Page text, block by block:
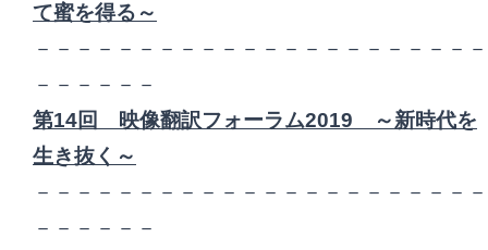
て蜜を得る～
－－－－－－－－－－－－－－－－－－－－－－
－－－－－－
第14回 映像翻訳フォーラム2019 ～新時代を
生き抜く～
－－－－－－－－－－－－－－－－－－－－－－
－－－－－－